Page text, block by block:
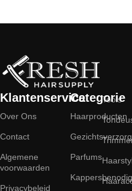
Klantenservice
Over Ons
Contact
Algemene
voorwaarden
Privacybeleid
Categorie
Haarproducten
Parfums
Tools